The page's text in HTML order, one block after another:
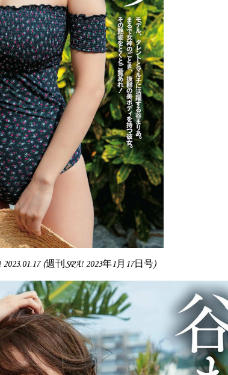
(週刊SPA! 2023年1月17日号)